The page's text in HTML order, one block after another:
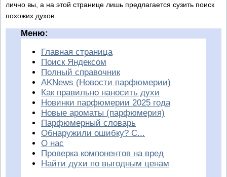
лично вы, а на этой странице лишь предлагается сузить поиск
похожих духов.
Меню:
Главная страница
Поиск Яндексом
Полный справочник
AKNews (Новости парфюмерии)
Как правильно наносить духи
Новинки парфюмерии 2025 года
Новые ароматы (парфюмерия)
Парфюмерный словарь
Обнаружили ошибку? С...
О нас
Проверка компонентов на вред
Найти духи по выгодным ценам